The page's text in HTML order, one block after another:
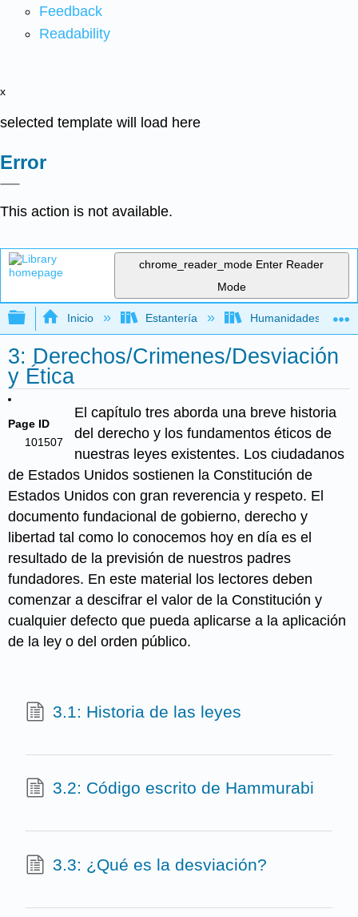
Feedback
Readability
x
selected template will load here
Error
This action is not available.
chrome_reader_mode Enter Reader
Mode
Expandir/contraer jerarquía global
Inicio Estantería Humanidades
3: Derechos/Crimenes/Desviación
y Ética
Page ID
101507
El capítulo tres aborda una breve historia
del derecho y los fundamentos éticos de
nuestras leyes existentes. Los ciudadanos
de Estados Unidos sostienen la Constitución de
Estados Unidos con gran reverencia y respeto. El
documento fundacional de gobierno, derecho y
libertad tal como lo conocemos hoy en día es el
resultado de la previsión de nuestros padres
fundadores. En este material los lectores deben
comenzar a descifrar el valor de la Constitución y
cualquier defecto que pueda aplicarse a la aplicación
de la ley o del orden público.
3.1: Historia de las leyes
3.2: Código escrito de Hammurabi
3.3: ¿Qué es la desviación?